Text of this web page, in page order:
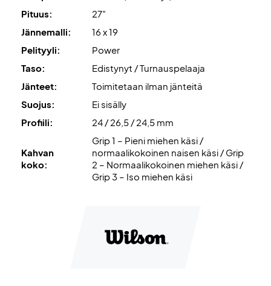
HUOM:Toimitetaanilman tehdasjänteitä
ammattimaista jännitystä!
Asiantuntijan vinkki:Suosittelemme Wilson Revolve -
HUOM:Toimitetaanilman suojapussia
Pituus:
27"
Jännemalli:
16 x 19
Pelityyli:
Power
Taso:
Edistynyt / Turnauspelaaja
Jänteet:
Toimitetaan ilman jänteitä
Suojus:
Ei sisälly
Profiili:
24 / 26,5 / 24,5 mm
Kahvan
koko:
Grip 1 – Pieni miehen käsi /
normaalikokoinen naisen käsi / Grip
2 – Normaalikokoinen miehen käsi /
Grip 3 – Iso miehen käsi